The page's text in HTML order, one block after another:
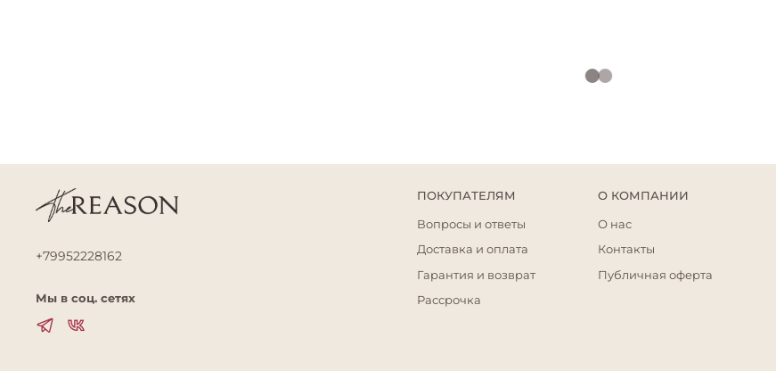
ПОКУПАТЕЛЯМ
Вопросы и ответы
Доставка и оплата
Гарантия и возврат
Рассрочка
О КОМПАНИИ
О нас
Контакты
Публичная оферта
+79952228162
Мы в соц. сетях